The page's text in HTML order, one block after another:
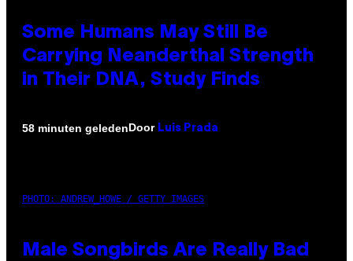
Some Humans May Still Be
Carrying Neanderthal Strength
in Their DNA, Study Finds
58 minuten geledenDoor Luis Prada
PHOTO: ANDREW_HOWE / GETTY IMAGES
Male Songbirds Are Really Bad